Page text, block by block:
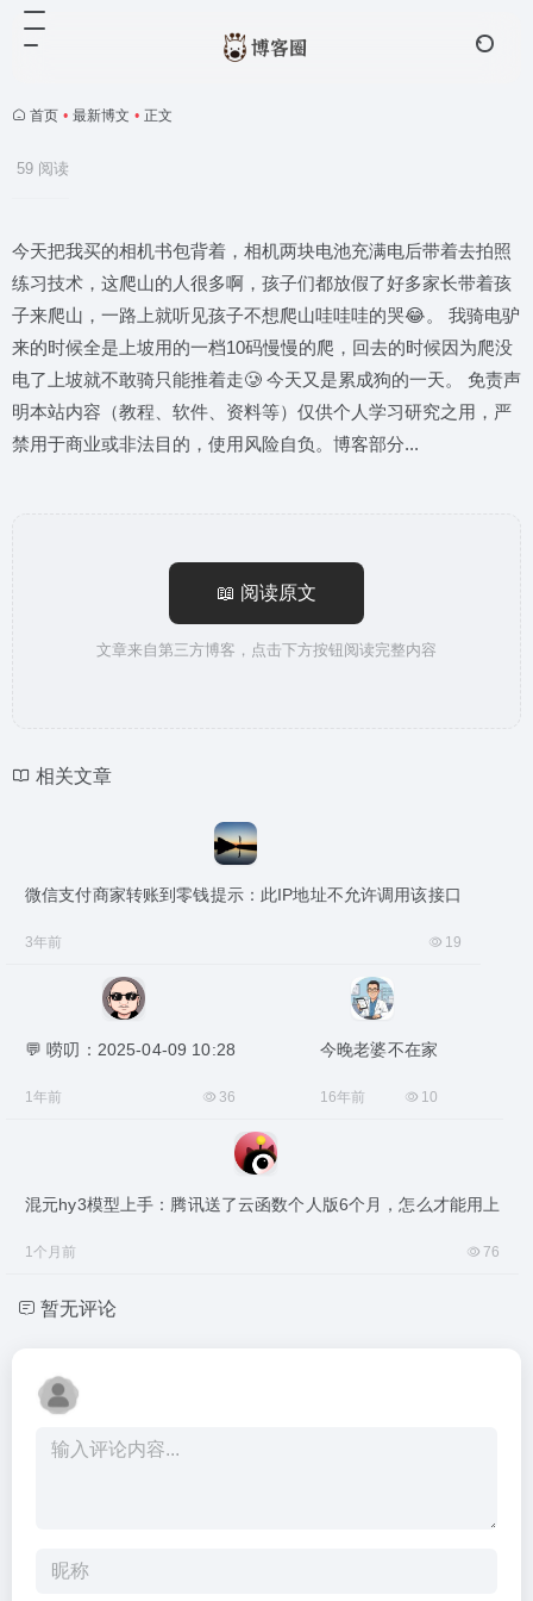
首页 • 最新博文 • 正文
59 阅读
今天把我买的相机书包背着，相机两块电池充满电后带着去拍照
练习技术，这爬山的人很多啊，孩子们都放假了好多家长带着孩
子来爬山，一路上就听见孩子不想爬山哇哇哇的哭😂。 我骑电驴
来的时候全是上坡用的一档10码慢慢的爬，回去的时候因为爬没
电了上坡就不敢骑只能推着走🥲 今天又是累成狗的一天。 免责声
明本站内容（教程、软件、资料等）仅供个人学习研究之用，严
禁用于商业或非法目的，使用风险自负。博客部分...
📖 阅读原文
文章来自第三方博客，点击下方按钮阅读完整内容
相关文章
微信支付商家转账到零钱提示：此IP地址不允许调用该接口
3年前 19
💬 唠叨：2025-04-09 10:28
1年前 36
今晚老婆不在家
16年前 10
混元hy3模型上手：腾讯送了云函数个人版6个月，怎么才能用上
1个月前 76
暂无评论